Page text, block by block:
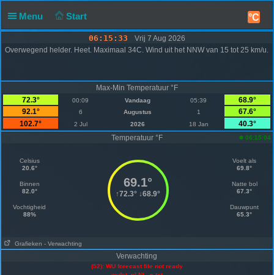
Menu Start °C
06:15:33
Vrij 7 Aug 2026
Overwegend helder. Heet. Maximaal 34C. Wind uit het NNW van 15 tot 25 km/u.
Max-Min Temperatuur °F
72.3°
00:09 Vandaag 05:39
68.9°
92.1°
6 Augustus 1
67.6°
102.7°
2 Jul 2026 18 Jan
40.3°
Temperatuur °F
06:15:04
Celsius
20.6°
Binnen
82.0°
Vochtigheid
88%
69.1°
↑72.3° ↓68.9°
Voelt als
69.8°
Natte bol
67.3°
Dauwpunt
65.3°
Grafieken - Verwachting
Verwachting
(52): WU forecast file not ready